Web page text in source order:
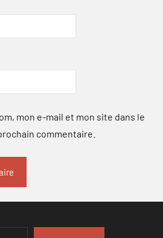
mon e-mail et mon site dans le
commentaire.